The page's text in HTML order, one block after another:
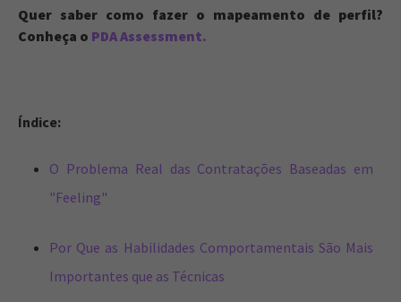
Quer saber como fazer o mapeamento de perfil?
Conheça o PDA Assessment.
Índice:
O Problema Real das Contratações Baseadas em
"Feeling"
Por Que as Habilidades Comportamentais São Mais
Importantes que as Técnicas